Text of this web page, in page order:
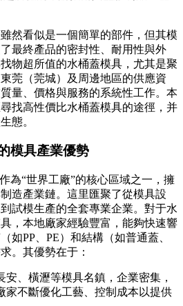
然看似是一個簡單的部件，但其模
最終產品的密封性、耐用性與外
物超所值的水桶蓋模具，尤其是聚
莞（莞城）及周邊地區的供應資
量、價格與服務的系統性工作。本
找高性價比水桶蓋模具的途徑，并
態。
模具產業優勢
為“世界工廠”的核心區域之一，擁
造產業鏈。這里匯聚了從模具設
試模生產的全套專業企業。對于水
，本地廠家經驗豐富，能夠快速響
如PP、PE）和結構（如普通蓋、
。其優勢在于：
安、橫瀝等模具名鎮，企業密集，
家不斷優化工藝、控制成本以提供